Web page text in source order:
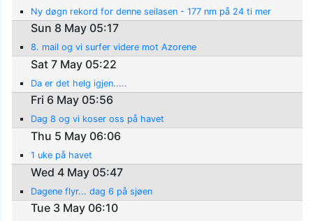
Ny døgn rekord for denne seilasen - 177 nm på 24 ti mer
Sun 8 May 05:17
8. mail og vi surfer videre mot Azorene
Sat 7 May 05:22
Da er det helg igjen.....
Fri 6 May 05:56
Dag 8 og vi koser oss på havet
Thu 5 May 06:06
1 uke på havet
Wed 4 May 05:47
Dagene flyr... dag 6 på sjøen
Tue 3 May 06:10